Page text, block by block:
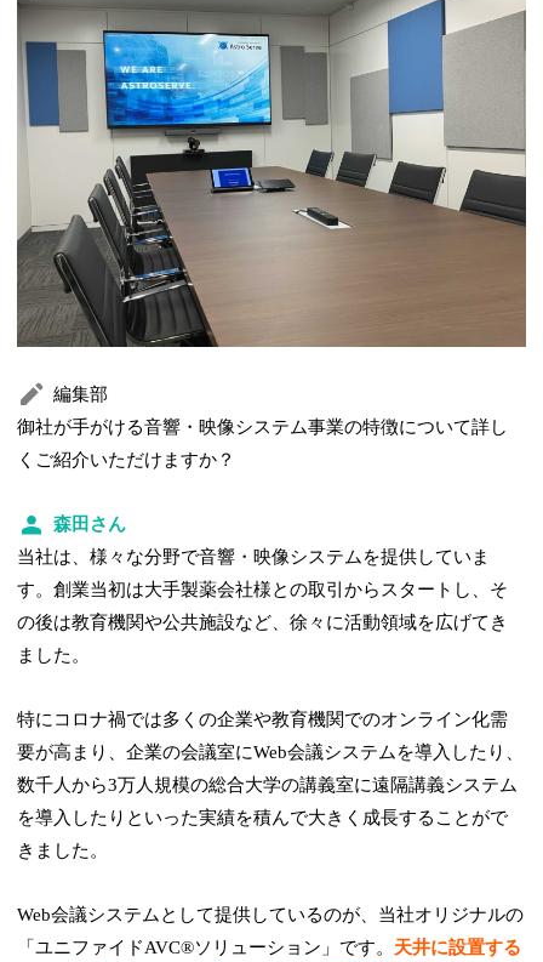
編集部
御社が手がける音響・映像システム事業の特徴について詳し
くご紹介いただけますか？
森田さん
当社は、様々な分野で音響・映像システムを提供していま
す。創業当初は大手製薬会社様との取引からスタートし、そ
の後は教育機関や公共施設など、徐々に活動領域を広げてき
ました。
特にコロナ禍では多くの企業や教育機関でのオンライン化需
要が高まり、企業の会議室にWeb会議システムを導入したり、
数千人から3万人規模の総合大学の講義室に遠隔講義システム
を導入したりといった実績を積んで大きく成長することがで
きました。
Web会議システムとして提供しているのが、当社オリジナルの
「ユニファイドAVC®ソリューション」です。 天井に設置する